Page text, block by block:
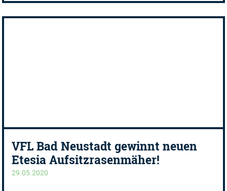
29.05.2020
VFL Bad Neustadt gewinnt neuen
Etesia Aufsitzrasenmäher!